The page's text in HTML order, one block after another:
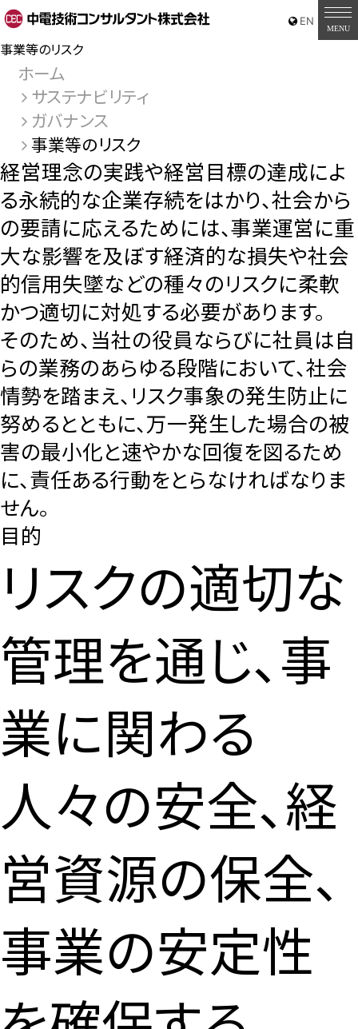
［道路交通部､国土･海洋部､企画部］
事業等のリスク
ホーム
サステナビリティ
ガバナンス
事業等のリスク
経営理念の実践や経営目標の達成によ
る永続的な企業存続をはかり、社会から
の要請に応えるためには、事業運営に重
大な影響を及ぼす経済的な損失や社会
的信用失墜などの種々のリスクに柔軟
かつ適切に対処する必要があります。
そのため、当社の役員ならびに社員は自
らの業務のあらゆる段階において、社会
情勢を踏まえ、リスク事象の発生防止に
努めるとともに、万一発生した場合の被
害の最小化と速やかな回復を図るため
に、責任ある行動をとらなければなりま
せん。
目的
リスクの適切な
管理を通じ、事
業に関わる
人々の安全、経
営資源の保全、
事業の安定性